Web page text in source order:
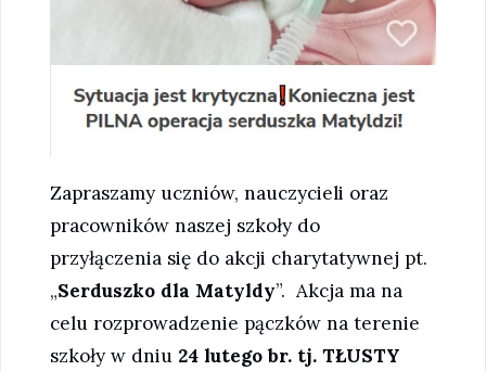
Zapraszamy uczniów, nauczycieli oraz
pracowników naszej szkoły do
przyłączenia się do akcji charytatywnej pt.
„Serduszko dla Matyldy”. Akcja ma na
celu rozprowadzenie pączków na terenie
szkoły w dniu 24 lutego br. tj. TŁUSTY